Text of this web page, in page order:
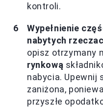
kontroli.
Wypełnienie
nabytych
opisz otrzymany
rynkową
nabycia. Upewnij
zaniżona,
przyszłe